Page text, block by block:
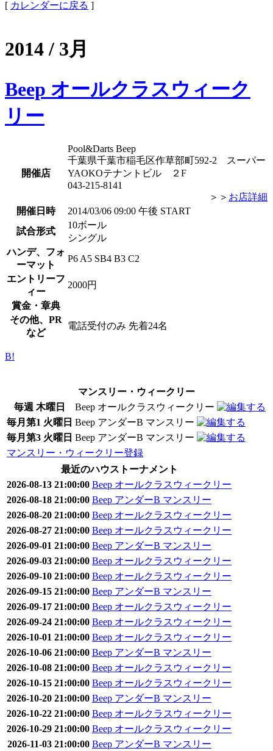
[ カレンダーに戻る ]
2014 / 3月
Beep オールクラスウィーク
リー
開催店
Pool&Darts Beep
千葉県千葉市稲毛区作草部町592-2 スーパー
YAOKOテナントビル ２F
043-215-8141
＞＞ お店詳細
開催日時
2014/03/06 09:00 午後 START
試合形式
10ボール
シングル
ハンデ、フォ
ーマット
P6 A5 SB4 B3 C2
エントリーフ
ィー
2000円
賞金・章典
その他、PR
など
電話受付のみ 先着24名
B!
マンスリー・ウィークリー
毎週 木曜日
Beep オールクラスウィークリー
毎月第1 火曜日 Beep アンダーB マンスリー
毎月第3 火曜日 Beep アンダーB マンスリー
マンスリー・ウィークリー登録
最近のハウストーナメント
2026-08-13 21:00:00 Beep オールクラスウィークリー
2026-08-18 21:00:00 Beep アンダーB マンスリー
2026-08-20 21:00:00 Beep オールクラスウィークリー
2026-08-27 21:00:00 Beep オールクラスウィークリー
2026-09-01 21:00:00 Beep アンダーB マンスリー
2026-09-03 21:00:00 Beep オールクラスウィークリー
2026-09-10 21:00:00 Beep オールクラスウィークリー
2026-09-15 21:00:00 Beep アンダーB マンスリー
2026-09-17 21:00:00 Beep オールクラスウィークリー
2026-09-24 21:00:00 Beep オールクラスウィークリー
2026-10-01 21:00:00 Beep オールクラスウィークリー
2026-10-06 21:00:00 Beep アンダーB マンスリー
2026-10-08 21:00:00 Beep オールクラスウィークリー
2026-10-15 21:00:00 Beep オールクラスウィークリー
2026-10-20 21:00:00 Beep アンダーB マンスリー
2026-10-22 21:00:00 Beep オールクラスウィークリー
2026-10-29 21:00:00 Beep オールクラスウィークリー
2026-11-03 21:00:00 Beep アンダーB マンスリー